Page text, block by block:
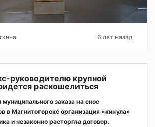
6 лет назад
руководителю крупной
раскошелиться
заказа на снос
в Магнитогорске организация «кинула»
и незаконно расторгла договор.